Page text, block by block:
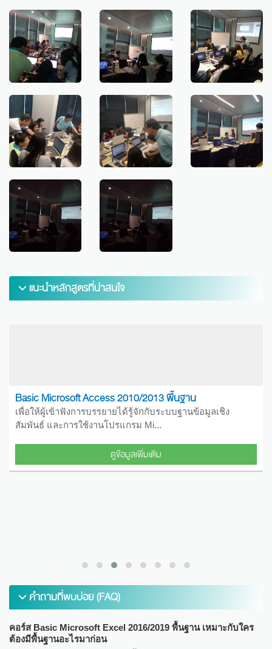
แนะนำหลักสูตรที่น่าสนใจ
Basic Microsoft Access 2010/2013 พื้นฐาน
คำถามที่พบบ่อย (FAQ)
คอร์ส Basic Microsoft Excel 2016/2019 พื้นฐาน เหมาะกับใคร
ต้องมีพื้นฐานอะไรมาก่อน